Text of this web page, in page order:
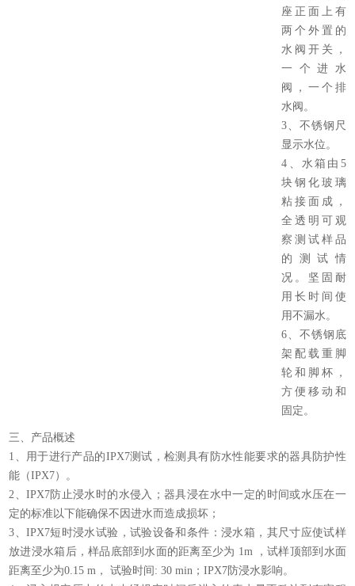
座正面上有
两个外置的
水阀开关，
一个进水
阀，一个排
水阀。
3、不锈钢尺
显示水位。
4、水箱由5
块钢化玻璃
粘接面成，
全透明可观
察测试样品
的测试情
况。坚固耐
用长时间使
用不漏水。
6、不锈钢底
架配载重脚
轮和脚杯，
方便移动和
固定。
三、产品概述
1、用于进行产品的IPX7测试，检测具有防水性能要求的器具防护性
能（IPX7）。
2、IPX7防止浸水时的水侵入；器具浸在水中一定的时间或水压在一
定的标准以下能确保不因进水而造成损坏；
3、IPX7短时浸水试验，试验设备和条件：浸水箱，其尺寸应使试样
放进浸水箱后，样品底部到水面的距离至少为 1m ，试样顶部到水面
距离至少为0.15 m， 试验时间: 30 min；IPX7防浸水影响。